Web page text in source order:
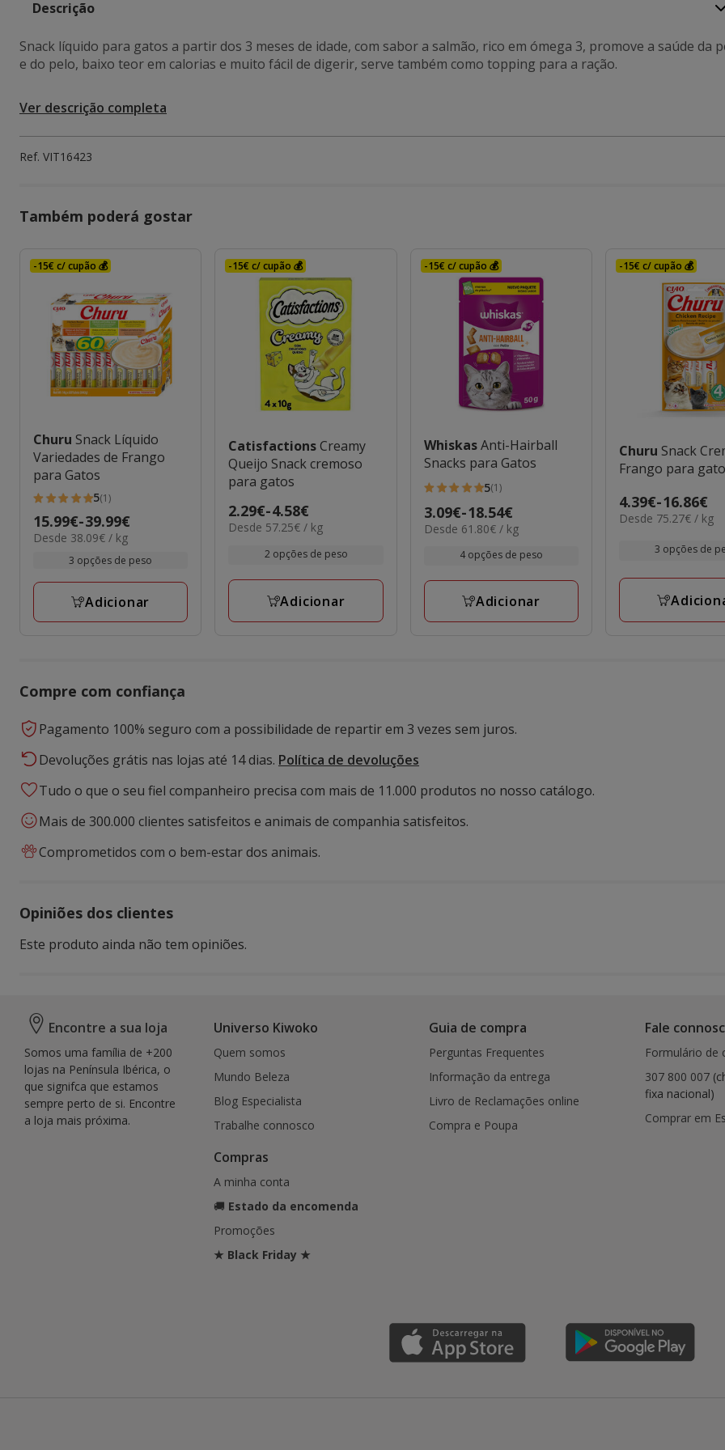
Descrição
Snack líquido para gatos a partir dos 3 meses de idade, com sabor a salmão, rico em ómega 3, promove a saúde da
e do pelo, baixo teor em calorias e muito fácil de digerir, serve também como topping para a ração.
Ver descrição completa
Ref. VIT16423
Também poderá gostar
-15€ c/ cupão 💰
Churu Snack Líquido
Variedades de Frango
para Gatos
5
estrelas
com
avaliações
5(1)
Preço
de
15.99€
a
39.99€
15.99€-39.99€
38.09€
Desde 38.09€ / kg
3 opções de peso
Adicionar
-15€ c/ cupão 💰
CatisfactionsCreamy
Queijo Snack cremoso
para gatos
Preço
de
4.58€
2.29€-4.58€
57.25€
Desde 57.25€ / kg
2 opções de peso
Adicionar
-15€ c/ cupão 💰
WhiskasAnti-Hairball
Snacks para Gatos
5
estrelas
com
5(1)
Preço
de
18.54€
3.09€-18.54€
61.80€
Desde 61.80€ / kg
4 opções de peso
Adicionar
-15€ c/ cupão 💰
Churu Snack
Frango para
Preço
de
16.86€
4.39€-16.86€
75.27€
Desde 75.27€ / kg
3 opções de
Compre com confiança
Pagamento 100% seguro com a possibilidade de repartir em 3 vezes sem juros.
Devoluções grátis nas lojas até 14 dias. Política de devoluções
Tudo o que o seu fiel companheiro precisa com mais de 11.000 produtos no nosso catálogo.
Mais de 300.000 clientes satisfeitos e animais de companhia satisfeitos.
Comprometidos com o bem-estar dos animais.
Opiniões dos clientes
Este produto ainda não tem opiniões.
Encontre a sua loja
Somos uma família de +200
lojas na Península Ibérica, o
que signifca que estamos
sempre perto de si. Encontre
a loja mais próxima.
Universo Kiwoko
Quem somos
Mundo Beleza
Blog Especialista
Trabalhe connosco
Compras
A minha conta
🚚 Estado da encomenda
Promoções
★ Black Friday ★
Guia de compra
Perguntas Frequentes
Informação da entrega
Livro de Reclamações online
Compra e Poupa
Fale
Formulário de
307 800 007
fixa nacional)
Comprar em